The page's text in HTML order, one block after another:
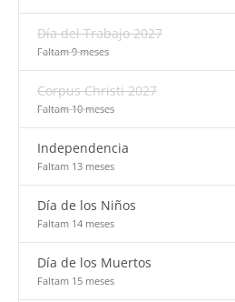
Día del Trabajo 2027
Faltam 9 meses
Corpus Christi 2027
Faltam 10 meses
Independencia
Faltam 13 meses
Día de los Niños
Faltam 14 meses
Día de los Muertos
Faltam 15 meses